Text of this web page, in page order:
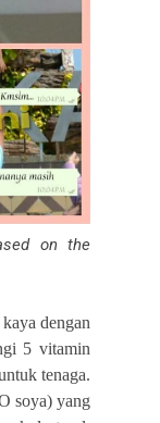
on the
dengan
5 vitamin
tenaga.
soya) yang